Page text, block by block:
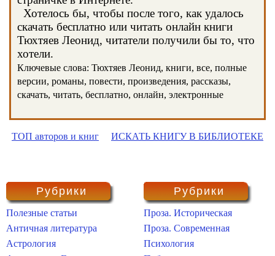
Хотелось бы, чтобы после того, как удалось
скачать бесплатно или читать онлайн книги
Тюхтяев Леонид, читатели получили бы то, что
хотели.
Ключевые слова: Тюхтяев Леонид, книги, все, полные
версии, романы, повести, произведения, рассказы,
скачать, читать, бесплатно, онлайн, электронные
ТОП авторов и книг ИСКАТЬ КНИГУ В БИБЛИОТЕКЕ
Рубрики
Полезные статьи
Античная литература
Астрология
Рубрики
Проза. Историческая
Проза. Современная
Психология